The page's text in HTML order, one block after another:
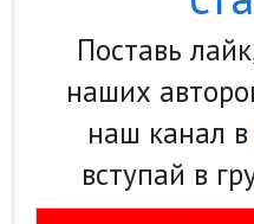
Поставь
наших
наш канал в
вступай в